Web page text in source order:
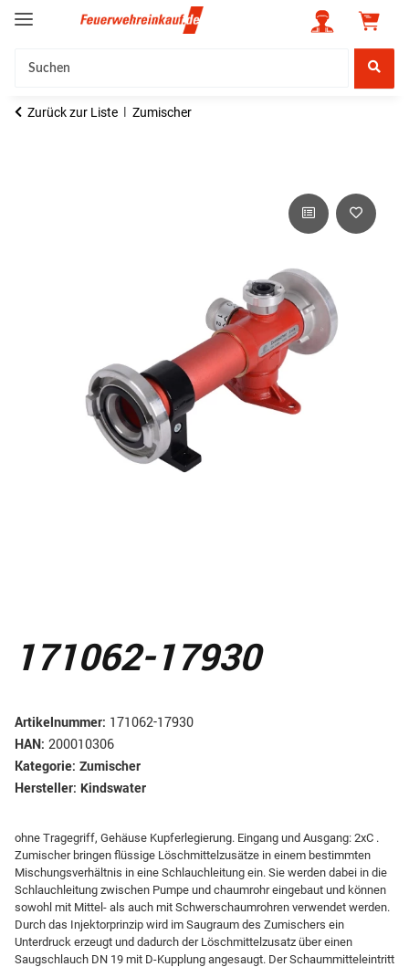
Zurück zur Liste Zumischer
171062-17930
Artikelnummer: 171062-17930
HAN: 200010306
Kategorie: Zumischer
Hersteller: Kindswater
ohne Tragegriff, Gehäuse Kupferlegierung. Eingang und Ausgang: 2xC .
Zumischer bringen flüssige Löschmittelzusätze in einem bestimmten
Mischungsverhältnis in eine Schlauchleitung ein. Sie werden dabei in die
Schlauchleitung zwischen Pumpe und chaumrohr eingebaut und können
sowohl mit Mittel- als auch mit Schwerschaumrohren verwendet werden.
Durch das Injektorprinzip wird im Saugraum des Zumischers ein
Unterdruck erzeugt und dadurch der Löschmittelzusatz über einen
Saugschlauch DN 19 mit D-Kupplung angesaugt. Der Schaummitteleintritt